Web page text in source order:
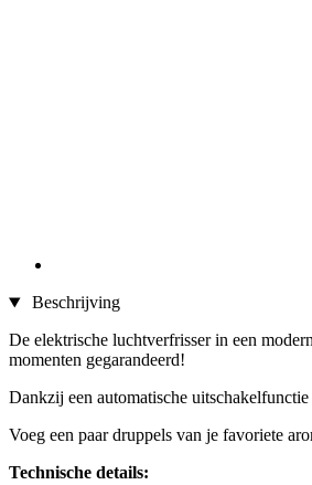
Beschrijving
De elektrische luchtverfrisser in een
momenten gegarandeerd!
Dankzij een automatische
Voeg een paar druppels van je favoriete
Technische details: